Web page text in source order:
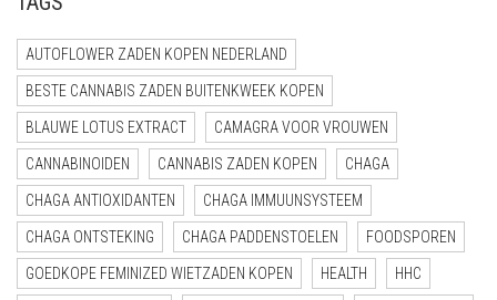
AUTOFLOWER ZADEN KOPEN NEDERLAND
BESTE CANNABIS ZADEN BUITENKWEEK KOPEN
BLAUWE LOTUS EXTRACT CAMAGRA VOOR VROUWEN
CANNABINOIDEN CANNABIS ZADEN KOPEN CHAGA
CHAGA ANTIOXIDANTEN CHAGA IMMUUNSYSTEEM
CHAGA ONTSTEKING CHAGA PADDENSTOELEN FOODSPOREN
GOEDKOPE FEMINIZED WIETZADEN KOPEN HEALTH HHC